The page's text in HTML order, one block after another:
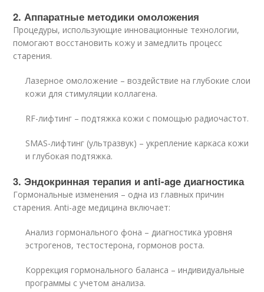
2. Аппаратные методики омоложения
Процедуры, использующие инновационные технологии,
помогают восстановить кожу и замедлить процесс
старения.
Лазерное омоложение – воздействие на глубокие слои
кожи для стимуляции коллагена.
RF-лифтинг – подтяжка кожи с помощью радиочастот.
SMAS-лифтинг (ультразвук) – укрепление каркаса кожи
и глубокая подтяжка.
3. Эндокринная терапия и anti-age диагностика
Гормональные изменения – одна из главных причин
старения. Anti-age медицина включает:
Анализ гормонального фона – диагностика уровня
эстрогенов, тестостерона, гормонов роста.
Коррекция гормонального баланса – индивидуальные
программы с учетом анализа.